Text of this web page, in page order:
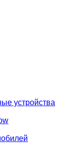
устройства